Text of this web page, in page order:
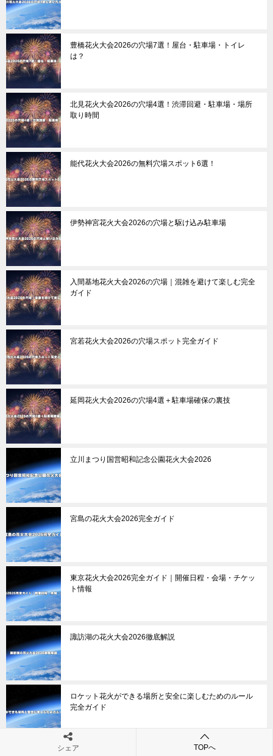
豊橋花火大会2026の穴場7選！屋台・駐車場・トイレ
は？
北見花火大会2026の穴場4選！渋滞回避・駐車場・場所
取り時間
能代花火大会2026の無料穴場スポット6選！
伊勢神宮花火大会2026の穴場と駆け込み駐車場
入間基地花火大会2026の穴場｜混雑を避けて楽しむ完全
ガイド
宮若花火大会2026の穴場スポット完全ガイド
延岡花火大会2026の穴場4選＋駐車場確保の裏技
立川まつり国営昭和記念公園花火大会2026
宮島の花火大会2026完全ガイド
東京花火大会2026完全ガイド｜開催日程・会場・チケッ
ト情報
諏訪湖の花火大会2026徹底解説
ロケット花火ができる場所と安全に楽しむためのルール
完全ガイド
シェア TOPへ